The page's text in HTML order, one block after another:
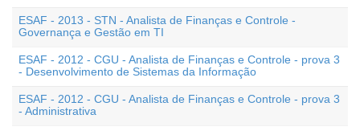
ESAF - 2013 - STN - Analista de Finanças e Controle -
Governança e Gestão em TI
ESAF - 2012 - CGU - Analista de Finanças e Controle - prova 3
- Desenvolvimento de Sistemas da Informação
ESAF - 2012 - CGU - Analista de Finanças e Controle - prova 3
- Administrativa